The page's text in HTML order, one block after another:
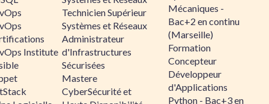
Institute
Technicien Supérieur
Systèmes et Réseaux
Administrateur
d'Infrastructures
Sécurisées
Mastere
CyberSécurité et
Mécaniques -
Bac+2 en continu
(Marseille)
Formation
Concepteur
Développeur
d'Applications
Python - Bac+3 en